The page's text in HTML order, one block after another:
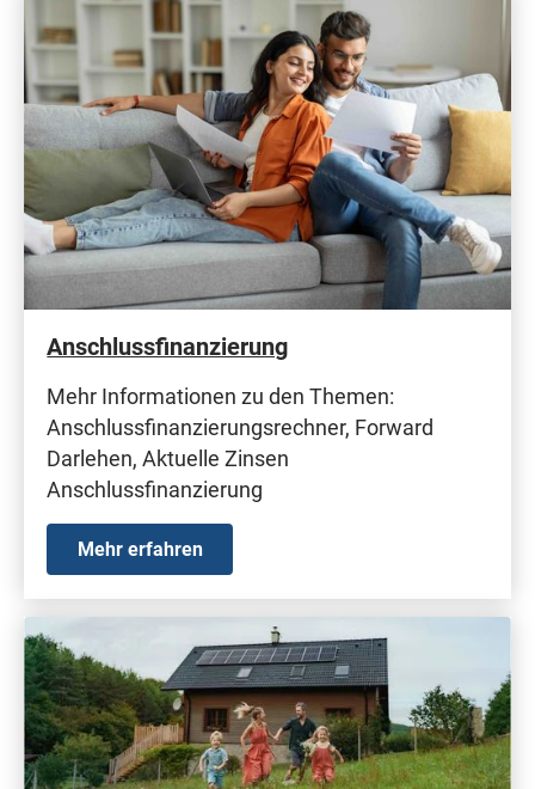
Anschlussfinanzierung
Mehr Informationen zu den Themen:
Anschlussfinanzierungsrechner, Forward
Darlehen, Aktuelle Zinsen
Anschlussfinanzierung
Mehr erfahren